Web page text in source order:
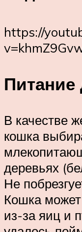
https://
Питание
В качестве
кошка
деревьях
Не
Кошка может
из-за яиц и